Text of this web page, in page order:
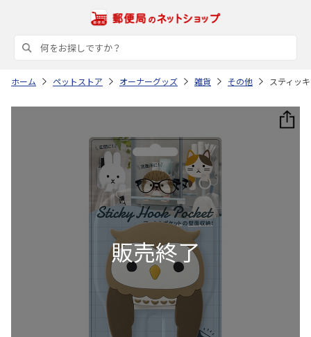
ホーム ペットストア オーナーグッズ 雑貨 その他 スティッ